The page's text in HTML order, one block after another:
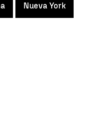
Nueva York